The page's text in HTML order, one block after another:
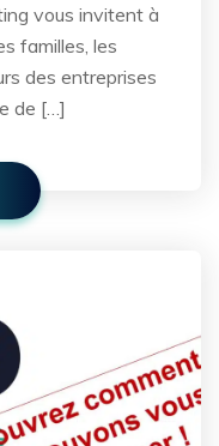
vous invitent à
familles, les
des entreprises
de […]